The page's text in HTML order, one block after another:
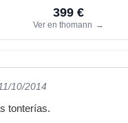
399 €
Ver en thomann →
10/2014
tonterías.